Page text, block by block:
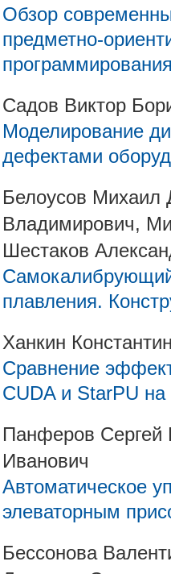
Обзор
предметно-
Садов Виктор
Моделирование
дефектами
Белоусов Михаил
Владимирович,
Шестаков
плавления.
Ханкин
Сравнение
CUDA и StarPU
Панферов
Иванович
Автоматическое
элеваторным
Бессонова